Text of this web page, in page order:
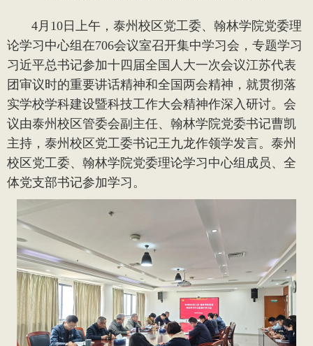
4月10日上午，泰州校区党工委、翰林学院党委理
论学习中心组在706会议室召开集中学习会，专题学习
习近平总书记参加十四届全国人大一次会议江苏代表
团审议时的重要讲话精神和全国两会精神，就贯彻落
实学校学科建设暨科技工作大会精神作深入研讨。会
议由泰州校区管委会副主任、翰林学院党委书记曹凯
主持，泰州校区党工委书记王九龙作领学发言。泰州
校区党工委、翰林学院党委理论学习中心组成员、全
体党支部书记参加学习。